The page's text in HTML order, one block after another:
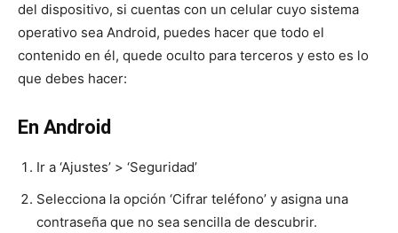
del dispositivo, si cuentas con un celular cuyo sistema
operativo sea Android, puedes hacer que todo el
contenido en él, quede oculto para terceros y esto es lo
que debes hacer:
En Android
Ir a ‘Ajustes’ > ‘Seguridad’
Selecciona la opción ‘Cifrar teléfono’ y asigna una
contraseña que no sea sencilla de descubrir.